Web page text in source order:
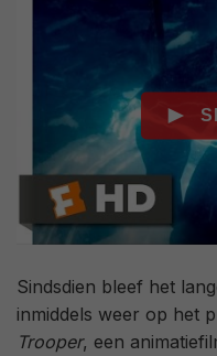
Sindsdien bleef het
inmiddels weer op het
Trooper, een